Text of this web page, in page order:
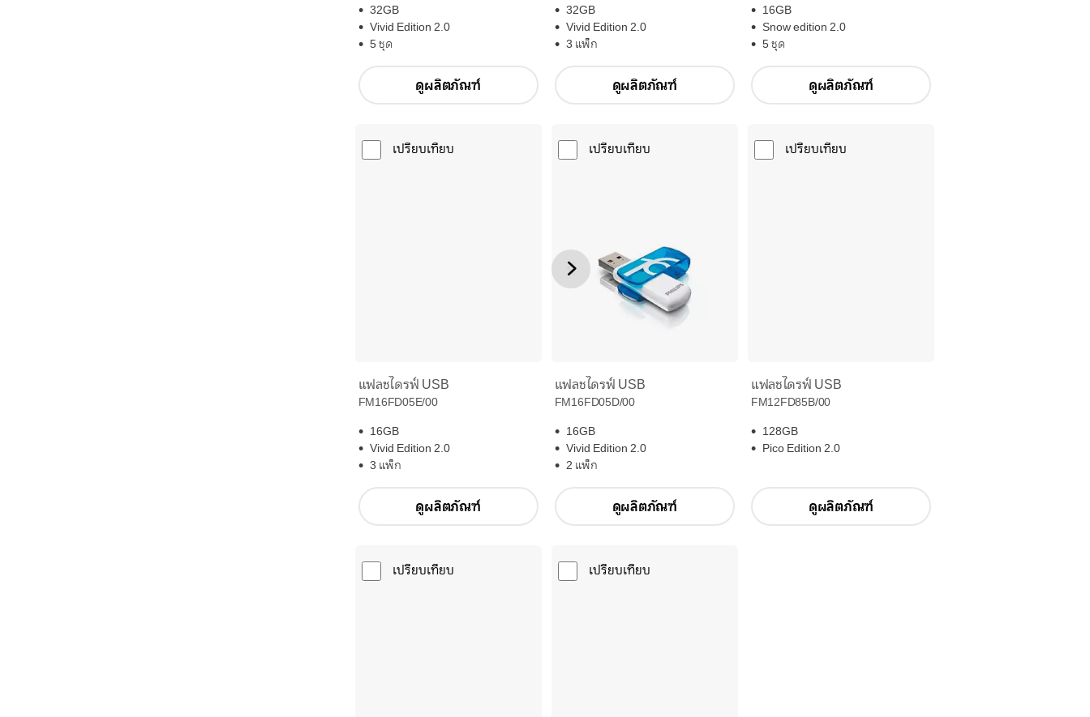
32GB
Vivid Edition 2.0
5 ชุด
ดูผลิตภัณฑ์
32GB
Vivid Edition 2.0
3 แพ็ก
ดูผลิตภัณฑ์
16GB
Snow edition 2.0
5 ชุด
ดูผลิตภัณฑ์
เปรียบเทียบ
แฟลชไดรฟ์ USB
FM16FD05E/00
16GB
Vivid Edition 2.0
3 แพ็ก
ดูผลิตภัณฑ์
เปรียบเทียบ
แฟลชไดรฟ์ USB
FM16FD05D/00
16GB
Vivid Edition 2.0
2 แพ็ก
ดูผลิตภัณฑ์
เปรียบเทียบ
แฟลชไดรฟ์ USB
FM12FD85B/00
128GB
Pico Edition 2.0
ดูผลิตภัณฑ์
เปรียบเทียบ เปรียบเทียบ